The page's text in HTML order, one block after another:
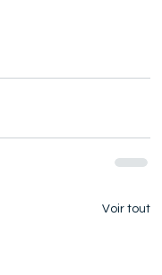
Voir tout